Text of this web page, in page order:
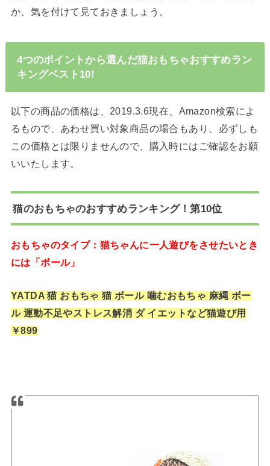
か、気を付けて見ておきましょう。
4つのポイントから選んだ猫おもちゃおすすめラン
キングベスト10!
以下の商品の価格は、2019.3.6現在、Amazon検索によ
るもので、あわせ買い対象商品の場合もあり、必ずしも
この価格とは限りませんので、購入時にはご確認をお願
いいたします。
猫のおもちゃのおすすめランキング！第10位
おもちゃのタイプ：猫ちゃんに一人遊びをさせたいとき
には「ボール」
YATDA 猫 おもちゃ 猫 ボール 噛むおもちゃ 麻縄 ボー
ル 運動不足やストレス解消 ダ イエットなど猫遊び用
￥899